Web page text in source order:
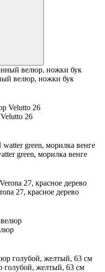
велюр, ножки бук
26
green, морилка венге
27, красное дерево
голубой, желтый, 63 см